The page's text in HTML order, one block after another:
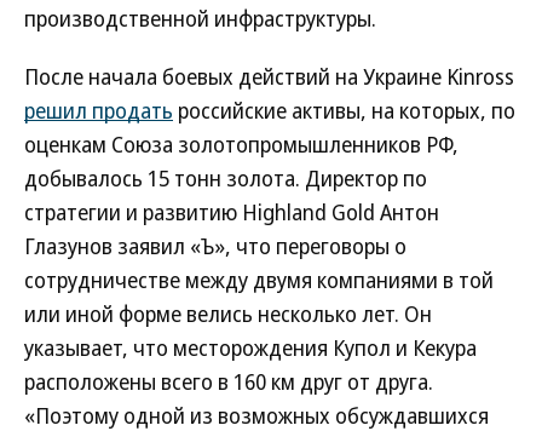
производственной инфраструктуры.
После начала боевых действий на Украине Kinross
решил продать российские активы, на которых, по
оценкам Союза золотопромышленников РФ,
добывалось 15 тонн золота. Директор по
стратегии и развитию Highland Gold Антон
Глазунов заявил «Ъ», что переговоры о
сотрудничестве между двумя компаниями в той
или иной форме велись несколько лет. Он
указывает, что месторождения Купол и Кекура
расположены всего в 160 км друг от друга.
«Поэтому одной из возможных обсуждавшихся